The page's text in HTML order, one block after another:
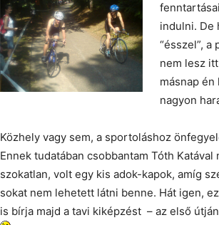
indulni. De
“ésszel”,
nem lesz
másnap
nagyon
Közhely vagy sem, a sportoláshoz
Ennek tudatában csobbantam Tóth
szokatlan, volt egy kis adok-kapok, amíg
sokat nem lehetett látni benne. Hát igen,
is bírja majd a tavi kiképzést – az első